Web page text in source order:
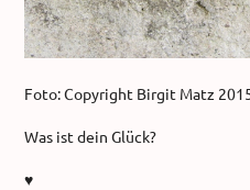
Foto: Copyright Birgit Matz
Was ist dein Glück?
♥